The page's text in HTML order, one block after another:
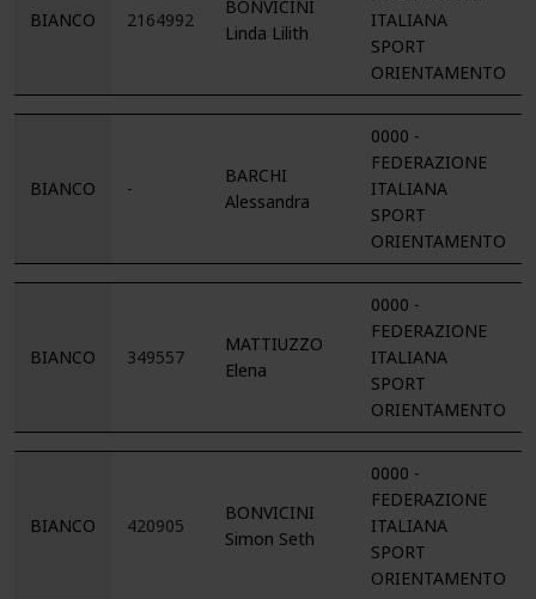
BIANCO 2164992
BONVICINI
Linda Lilith
ITALIANA
SPORT
ORIENTAMENTO
BIANCO -
BARCHI
Alessandra
0000 -
FEDERAZIONE
ITALIANA
SPORT
ORIENTAMENTO
BIANCO 349557
MATTIUZZO
Elena
0000 -
FEDERAZIONE
ITALIANA
SPORT
ORIENTAMENTO
BIANCO 420905
BONVICINI
Simon Seth
0000 -
FEDERAZIONE
ITALIANA
SPORT
ORIENTAMENTO